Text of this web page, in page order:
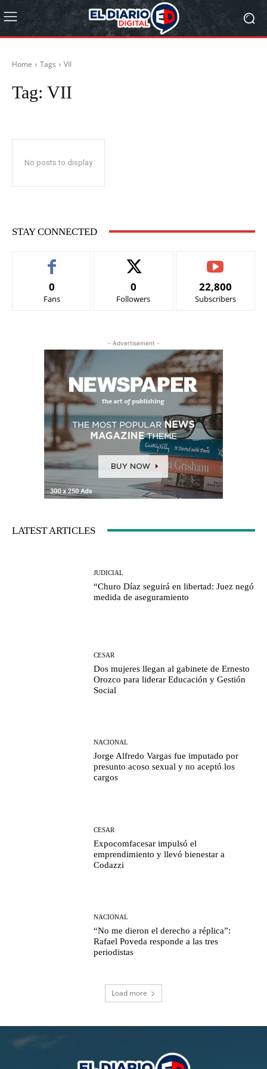
Home Tags VII
Tag: VII
No posts to display
STAY CONNECTED
0
Fans
0
Followers
22,800
Subscribers
- Advertisement -
LATEST ARTICLES
JUDICIAL
“Churo Díaz seguirá en libertad: Juez negó
medida de aseguramiento
CESAR
Dos mujeres llegan al gabinete de Ernesto
Orozco para liderar Educación y Gestión
Social
NACIONAL
Jorge Alfredo Vargas fue imputado por
presunto acoso sexual y no aceptó los
cargos
CESAR
Expocomfacesar impulsó el
emprendimiento y llevó bienestar a
Codazzi
NACIONAL
“No me dieron el derecho a réplica”:
Rafael Poveda responde a las tres
periodistas
Load more